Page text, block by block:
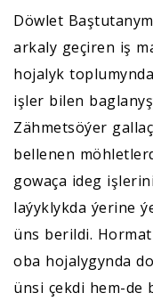
Döwlet
arkaly geçiren iş
hojalyk
işler bilen
Zähmetsöýer
bellenen
gowaça ideg
laýyklykda ýerine
üns berildi.
oba hojalygynda
ünsi çekdi hem-de